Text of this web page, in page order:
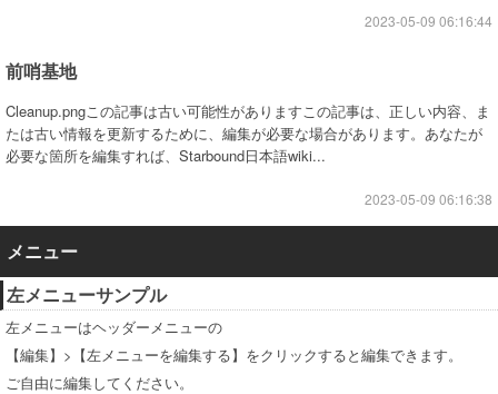
2023-05-09 06:16:44
前哨基地
Cleanup.pngこの記事は古い可能性がありますこの記事は、正しい内容、ま
たは古い情報を更新するために、編集が必要な場合があります。あなたが
必要な箇所を編集すれば、Starbound日本語wiki...
2023-05-09 06:16:38
メニュー
左メニューサンプル
左メニューはヘッダーメニューの
【編集】>【左メニューを編集する】をクリックすると編集できます。
ご自由に編集してください。